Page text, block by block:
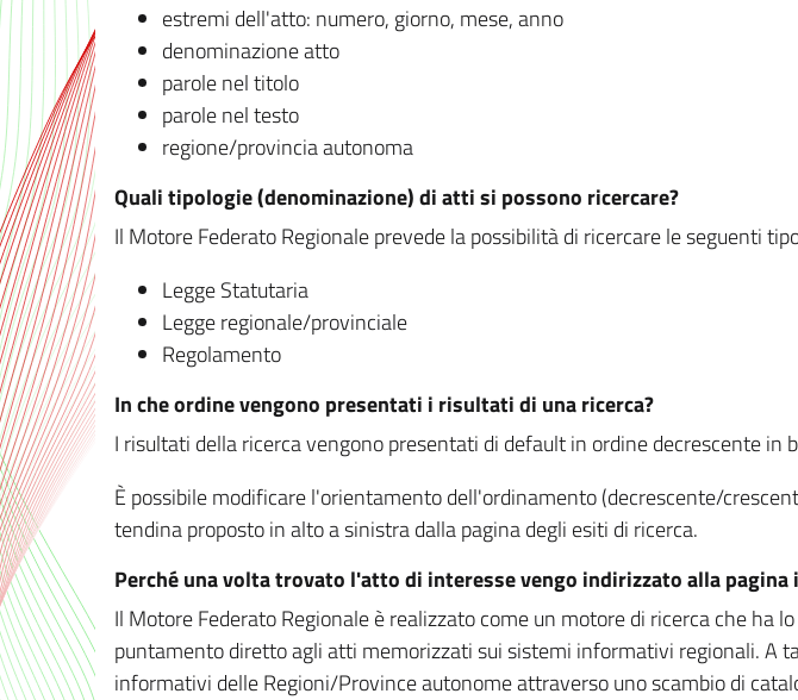
estremi dell'atto: numero, giorno, mese, anno
denominazione atto
parole nel titolo
parole nel testo
regione/provincia autonoma
Quali tipologie (denominazione) di atti si possono ricercare?
Il Motore Federato Regionale prevede la possibilità di ricercare le seguenti
Legge Statutaria
Legge regionale/provinciale
Regolamento
In che ordine vengono presentati i risultati di una ricerca?
I risultati della ricerca vengono presentati di default in ordine decrescente
È possibile modificare l'orientamento dell'ordinamento (decrescente/
tendina proposto in alto a sinistra dalla pagina degli esiti di ricerca.
Perché una volta trovato l'atto di interesse vengo indirizzato alla
Il Motore Federato Regionale è realizzato come un motore di ricerca che ha
puntamento diretto agli atti memorizzati sui sistemi informativi regionali. A
informativi delle Regioni/Province autonome attraverso uno scambio di